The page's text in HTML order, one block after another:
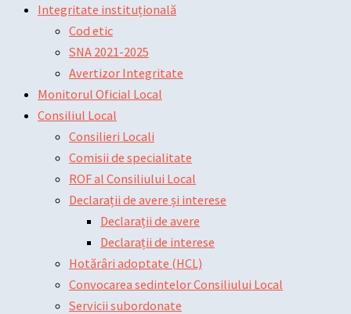
Integritate instituțională
Cod etic
SNA 2021-2025
Avertizor Integritate
Monitorul Oficial Local
Consiliul Local
Consilieri Locali
Comisii de specialitate
ROF al Consiliului Local
Declarații de avere și interese
Declarații de avere
Declarații de interese
Hotărâri adoptate (HCL)
Convocarea sedintelor Consiliului Local
Servicii subordonate